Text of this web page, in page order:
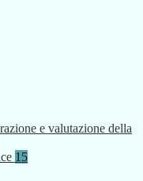
e valutazione della
15